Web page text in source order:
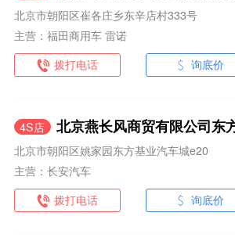
北京市朝阳区崔各庄乡东辛店村333号
主营：福田商用车 雷诺
拨打电话
询底价
4S店 北京燕长风商贸有限公司东方基
北京市朝阳区姚家园东方基业汽车城e20
主营：长安汽车
拨打电话
询底价